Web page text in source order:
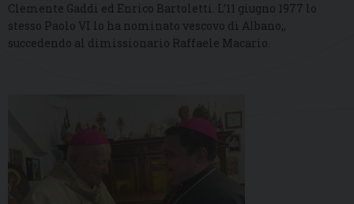
Clemente Gaddi ed Enrico Bartoletti. L’11 giugno 1977 lo
stesso Paolo VI lo ha nominato vescovo di Albano;,
succedendo al dimissionario Raffaele Macario.